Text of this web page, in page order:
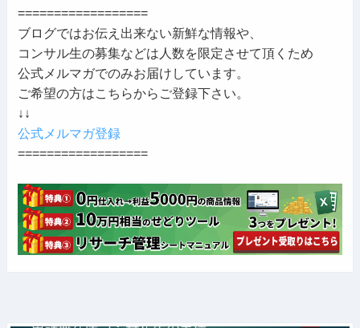
==================
ブログではお伝え出来ない新鮮な情報や、
コンサル生の募集などは人数を限定させて頂くため
公式メルマガでのみお届けしています。
ご希望の方はこちらからご登録下さい。
↓↓
公式メルマガ登録
==================